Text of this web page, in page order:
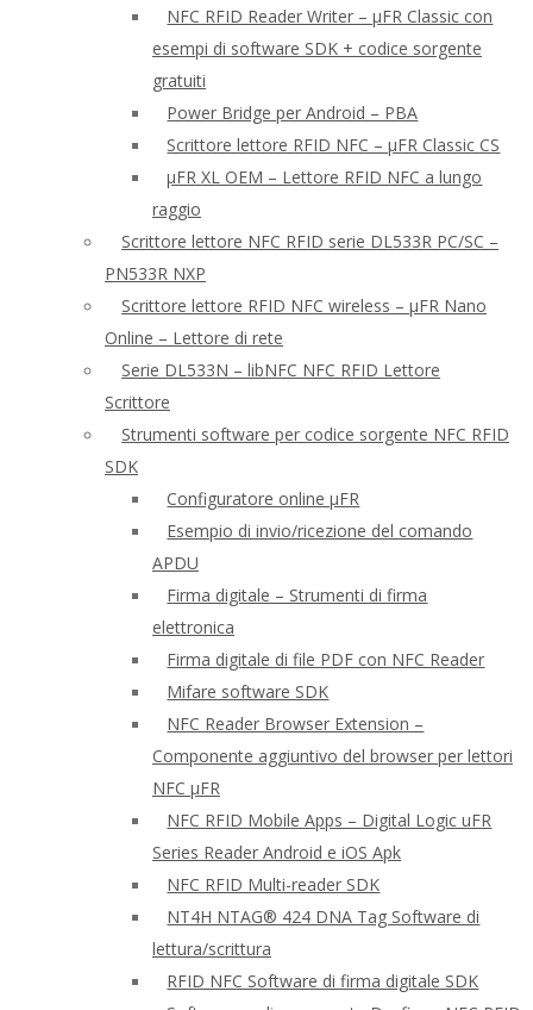
NFC RFID Reader Writer – μFR Classic con
esempi di software SDK + codice sorgente
gratuiti
Power Bridge per Android – PBA
Scrittore lettore RFID NFC – μFR Classic CS
μFR XL OEM – Lettore RFID NFC a lungo
raggio
Scrittore lettore NFC RFID serie DL533R PC/SC –
PN533R NXP
Scrittore lettore RFID NFC wireless – μFR Nano
Online – Lettore di rete
Serie DL533N – libNFC NFC RFID Lettore
Scrittore
Strumenti software per codice sorgente NFC RFID
SDK
Configuratore online μFR
Esempio di invio/ricezione del comando
APDU
Firma digitale – Strumenti di firma
elettronica
Firma digitale di file PDF con NFC Reader
Mifare software SDK
NFC Reader Browser Extension –
Componente aggiuntivo del browser per lettori
NFC μFR
NFC RFID Mobile Apps – Digital Logic uFR
Series Reader Android e iOS Apk
NFC RFID Multi-reader SDK
NT4H NTAG® 424 DNA Tag Software di
lettura/scrittura
RFID NFC Software di firma digitale SDK